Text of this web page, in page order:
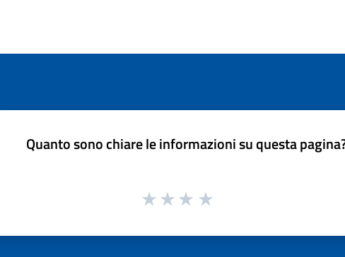
Quanto sono chiare le informazioni su questa